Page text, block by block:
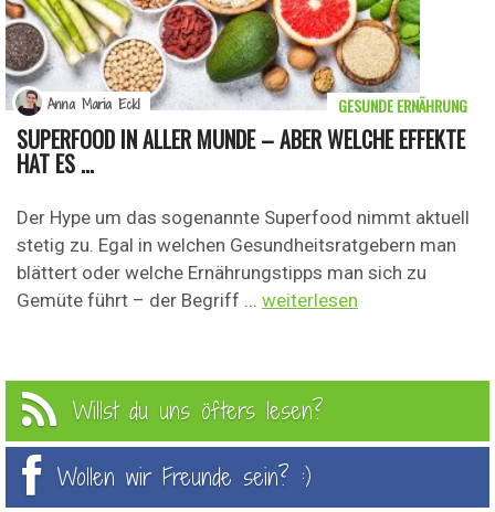
SUPERFOOD IN ALLER MUNDE – ABER WELCHE EFFEKTE
HAT ES ...
Der Hype um das sogenannte Superfood nimmt aktuell
stetig zu. Egal in welchen Gesundheitsratgebern man
blättert oder welche Ernährungstipps man sich zu
Gemüte führt – der Begriff ... weiterlesen
GESUNDE ERNÄHRUNG
Anna Maria Eckl
Willst du uns öfters lesen?
Wollen wir Freunde sein? :)